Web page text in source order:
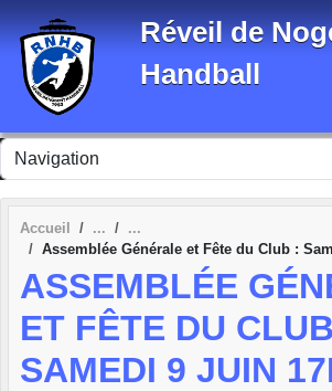
Réveil de
Handball
Accueil
Assemblée Générale et Fête du Club :
ASSEMBLÉE
ET FÊTE DU
SAMEDI 9 JUIN